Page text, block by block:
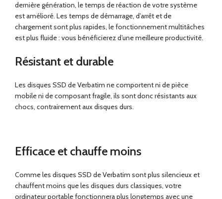
dernière génération, le temps de réaction de votre système
est amélioré. Les temps de démarrage, d’arrêt et de
chargement sont plus rapides, le fonctionnement multitâches
est plus fluide : vous bénéficierez d’une meilleure productivité.
Résistant et durable
Les disques SSD de Verbatim ne comportent ni de pièce
mobile ni de composant fragile, ils sont donc résistants aux
chocs, contrairement aux disques durs.
Efficace et chauffe moins
Comme les disques SSD de Verbatim sont plus silencieux et
chauffent moins que les disques durs classiques, votre
ordinateur portable fonctionnera plus longtemps avec une